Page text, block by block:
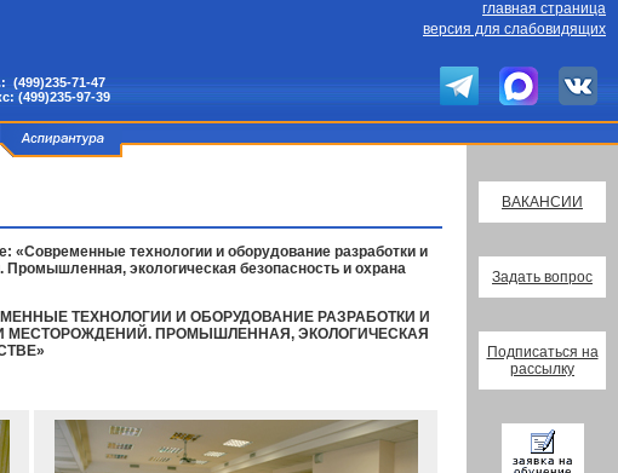
(499)235-71-47
(499)235-97-39
главная страница
версия для слабовидящих
технологии и оборудование разработки и
экологическая безопасность и охрана
ТЕХНОЛОГИИ И ОБОРУДОВАНИЕ РАЗРАБОТКИ И
МЕСТОРОЖДЕНИЙ. ПРОМЫШЛЕННАЯ, ЭКОЛОГИЧЕСКАЯ
ВАКАНСИИ
Задать вопрос
Подписаться на
рассылку